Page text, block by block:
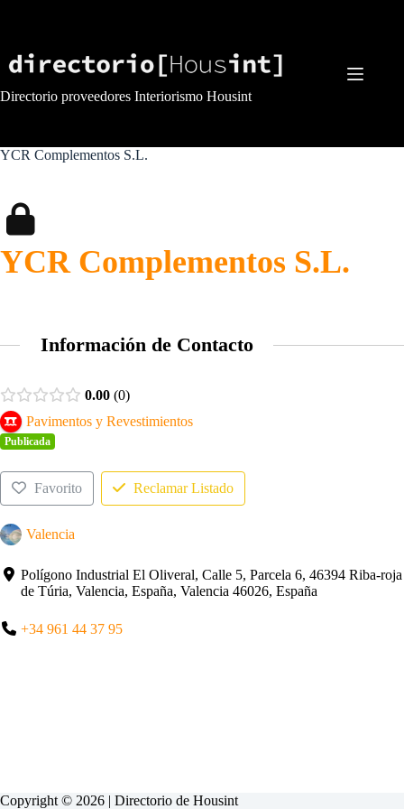
Directorio proveedores Interiorismo Housint
YCR Complementos S.L.
YCR Complementos S.L.
Información de Contacto
0.00 0
Pavimentos y Revestimientos
Publicada
Favorito Reclamar Listado
Valencia
Polígono Industrial El Oliveral, Calle 5, Parcela 6, 46394 Riba-roja
de Túria, Valencia, España, Valencia 46026, España
+34 961 44 37 95
Copyright © 2026 | Directorio de Housint